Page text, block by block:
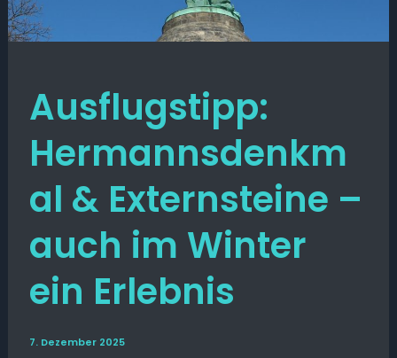
Ausflugstipp:
Hermannsdenkm
al & Externsteine –
auch im Winter
ein Erlebnis
7. Dezember 2025